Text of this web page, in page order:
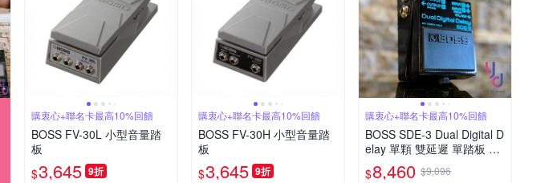
購衷心+聯名卡最高10%回饋
BOSS FV-30L 小型音量踏
板
$3,645 9折
購衷心+聯名卡最高10%回饋
BOSS FV-30H 小型音量踏
板
$3,645 9折
購衷心+聯名卡最高10%回饋
BOSS SDE-3 Dual Digital D
elay 單顆 雙延遲 單踏板 效
果器 公司貨 五年保固
$8,460 $9,096